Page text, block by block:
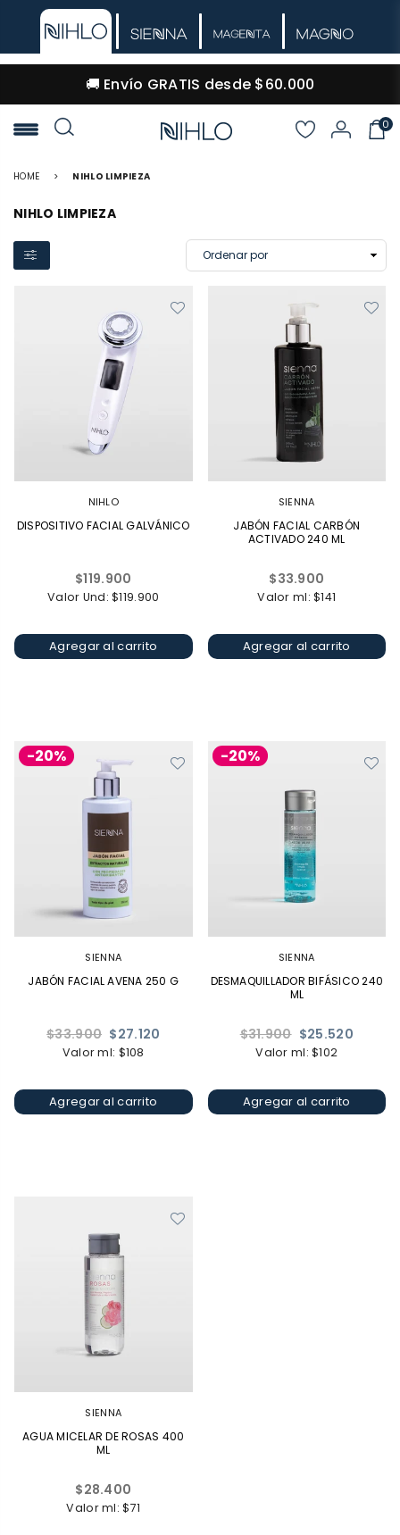
🚚 Envío GRATIS desde $60.000
NIHLO
0
HOME > NIHLO LIMPIEZA
NIHLO LIMPIEZA
NIHLO
DISPOSITIVO FACIAL GALVÁNICO
Precio
habitual
$119.900
Valor Und: $119.900
Agregar al carrito
SIENNA
JABÓN FACIAL CARBÓN
ACTIVADO 240 ML
Precio
habitual
$33.900
Valor ml: $141
Agregar al carrito
-20%
SIENNA
JABÓN FACIAL AVENA 250 G
Precio
habitual
$33.900 $27.120
Valor ml: $108
Agregar al carrito
-20%
SIENNA
DESMAQUILLADOR BIFÁSICO 240
ML
Precio
habitual
$31.900 $25.520
Valor ml: $102
Agregar al carrito
SIENNA
AGUA MICELAR DE ROSAS 400
ML
Precio
habitual
$28.400
Valor ml: $71